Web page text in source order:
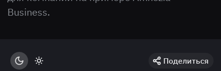
Business.
Поделиться